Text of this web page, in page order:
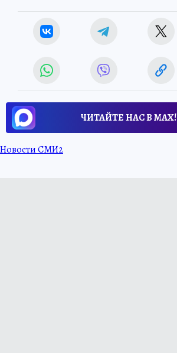
ЧИТАЙТЕ НАС В МАХ!
Новости СМИ2